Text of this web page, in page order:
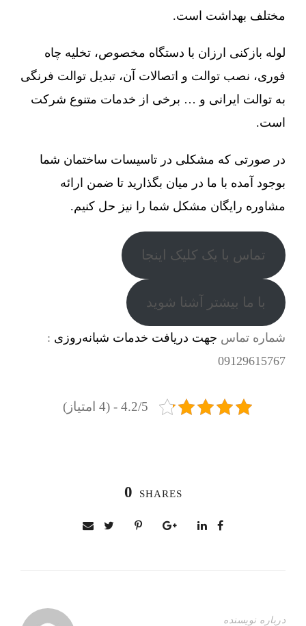
مختلف بهداشت است.
لوله بازکنی ارزان با دستگاه مخصوص، تخلیه چاه
فوری، نصب توالت و اتصالات آن، تبدیل توالت فرنگی
به توالت ایرانی و … برخی از خدمات متنوع شرکت
است.
در صورتی که مشکلی در تاسیسات ساختمان شما
بوجود آمده با ما در میان بگذارید تا ضمن ارائه
مشاوره رایگان مشکل شما را نیز حل کنیم.
تماس با یک کلیک اینجا
با ما بیشتر آشنا شوید
شماره تماس جهت دریافت خدمات شبانه‌روزی :
09129615767
4.2/5 - (4 امتیاز)
0 SHARES
درباره نویسنده